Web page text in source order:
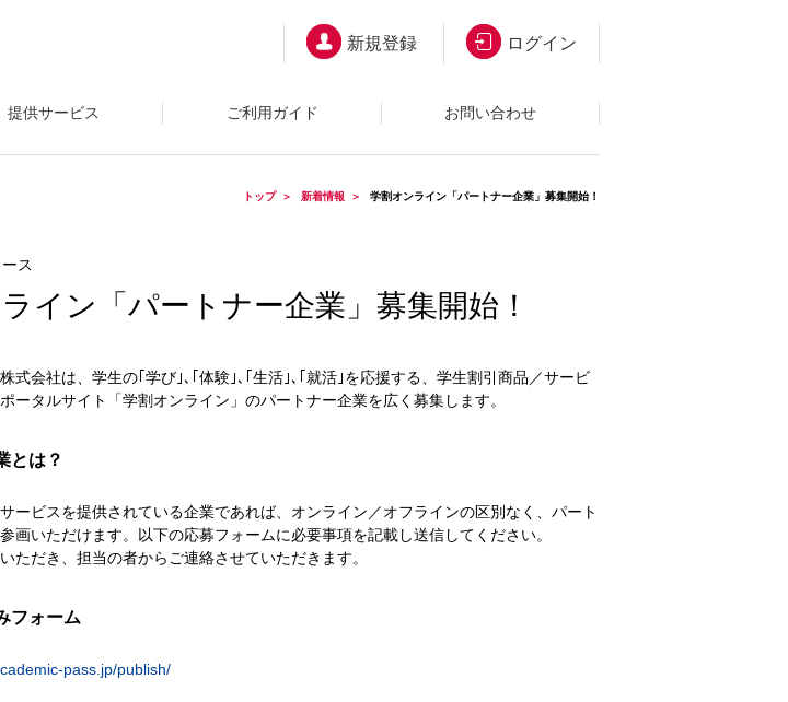
新規登録 ログイン
提供サービス ご利用ガイド お問い合わせ
トップ 新着情報 学割オンライン「パートナー企業」募集開始！
ス
イン「パートナー企業」募集開始！
式会社は、学生の｢学び｣､｢体験｣､｢生活｣､｢就活｣を応援する、学生割引商品／サービ
ータルサイト「学割オンライン」のパートナー企業を広く募集します。
とは？
ービスを提供されている企業であれば、オンライン／オフラインの区別なく、パート
画いただけます。以下の応募フォームに必要事項を記載し送信してください。
ただき、担当の者からご連絡させていただきます。
フォーム
pass.jp/publish/